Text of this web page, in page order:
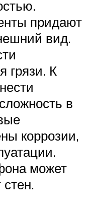
придают
вид.
грязи. К
в
коррозии,
может